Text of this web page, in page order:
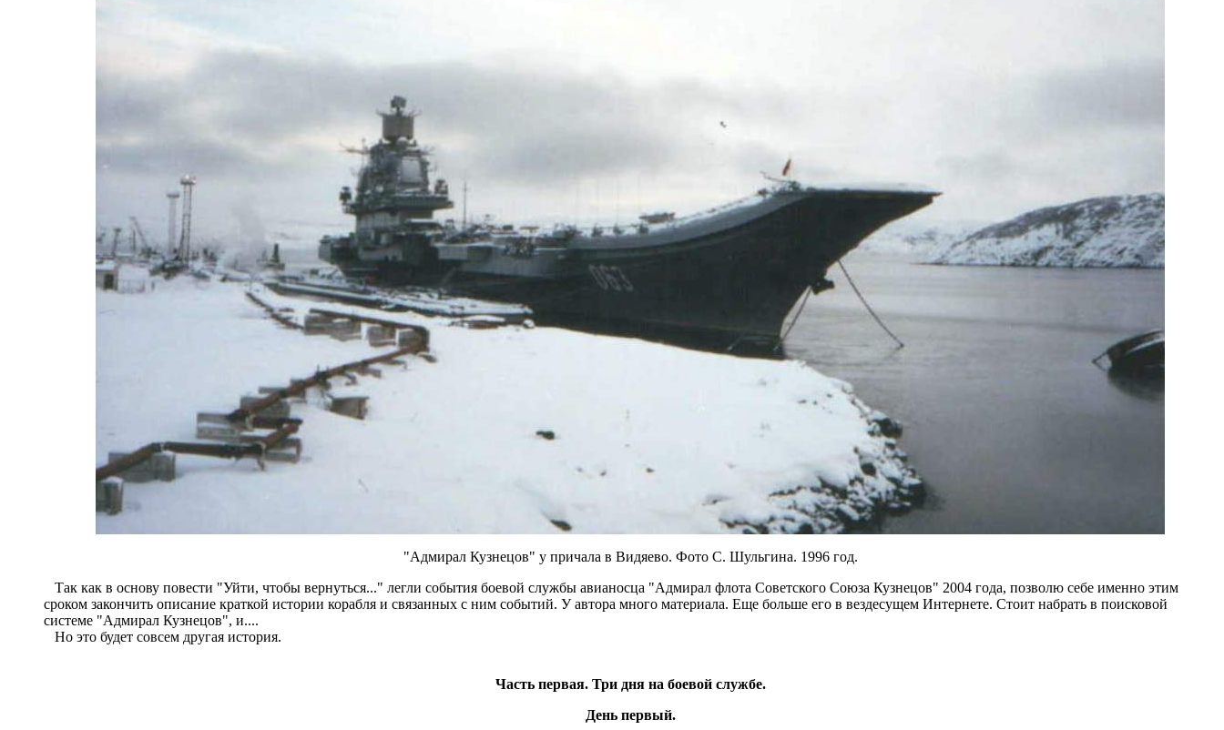
"Адмирал Кузнецов" у причала в Видяево. Фото С. Шульгина. 1996 год.
Так как в основу повести "Уйти, чтобы вернуться..." легли события боевой службы авианосца "Адмирал флота Советского Союза Кузнецов" 2004 года, позволю себе именно этим
сроком закончить описание краткой истории корабля и связанных с ним событий. У автора много материала. Еще больше его в вездесущем Интернете. Стоит набрать в поисковой
системе "Адмирал Кузнецов", и....
Но это будет совсем другая история.
Часть первая. Три дня на боевой службе.
День первый.